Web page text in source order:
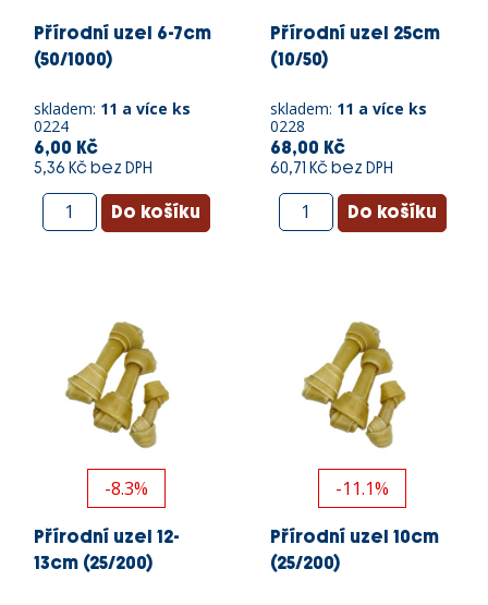
Přírodní uzel 6-7cm
(50/1000)
skladem: 11 a více ks
0224
6,00 Kč
5,36 Kč bez DPH
Přírodní uzel 25cm
(10/50)
skladem: 11 a více ks
0228
68,00 Kč
60,71 Kč bez DPH
-8.3%
Přírodní uzel 12-
13cm (25/200)
-11.1%
Přírodní uzel 10cm
(25/200)